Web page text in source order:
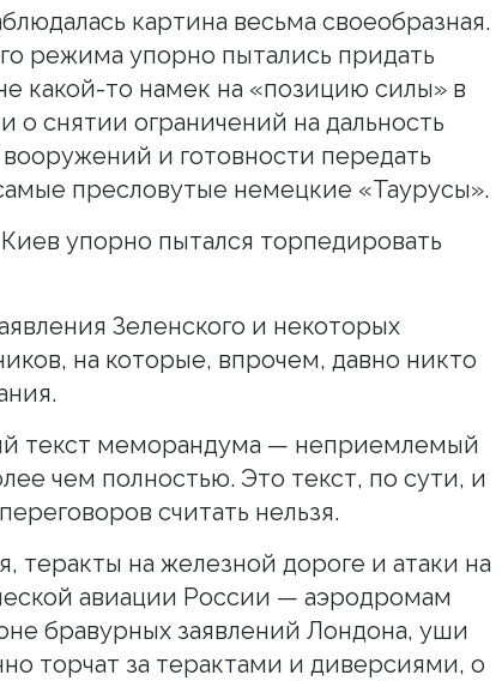
картина весьма своеобразная.
режима упорно пытались придать
какой-то намек на «позицию силы» в
о снятии ограничений на дальность
и готовности передать
пресловутые немецкие «Таурусы».
упорно пытался торпедировать
Зеленского и некоторых
на которые, впрочем, давно никто
текст меморандума — неприемлемый
чем полностью. Это текст, по сути, и
считать нельзя.
теракты на железной дороге и атаки на
авиации России — аэродромам
бравурных заявлений Лондона, уши
торчат за терактами и диверсиями, о